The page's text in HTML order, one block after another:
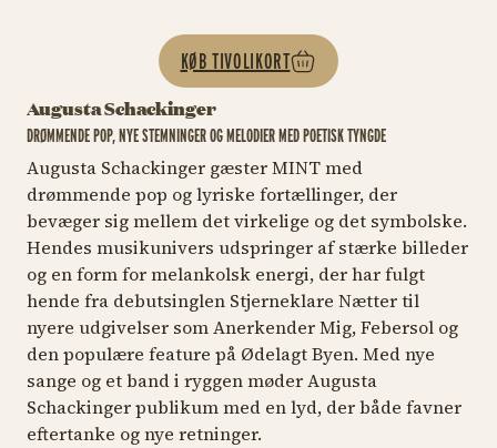
Augusta Schackinger
DRØMMENDE POP, NYE STEMNINGER OG MELODIER MED POETISK TYNGDE
Augusta Schackinger gæster MINT med
drømmende pop og lyriske fortællinger, der
bevæger sig mellem det virkelige og det symbolske.
Hendes musikunivers udspringer af stærke billeder
og en form for melankolsk energi, der har fulgt
hende fra debutsinglen Stjerneklare Nættertil
nyere udgivelser somAnerkender Mig,Febersol og
den populære feature på Ødelagt Byen. Med nye
sange og et band i ryggen møder Augusta
Schackinger publikum med en lyd, der både favner
eftertanke og nye retninger.
KØB TIVOLIKORT